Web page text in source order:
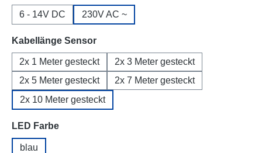
6 - 14V DC 230V AC ~
Select
Kabellänge Sensor
2x 1 Meter gesteckt
2x 3 Meter gesteckt
2x 5 Meter gesteckt
2x 7 Meter gesteckt
2x 10 Meter gesteckt
Select
LED Farbe
blau